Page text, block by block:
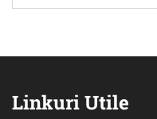
Linkuri Utile